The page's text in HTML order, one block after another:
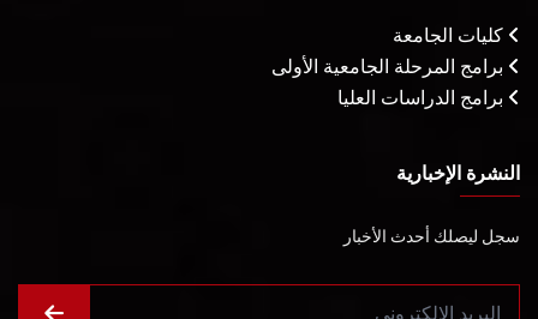
كليات الجامعة
برامج المرحلة الجامعية الأولى
برامج الدراسات العليا
النشرة الإخبارية
سجل ليصلك أحدث الأخبار